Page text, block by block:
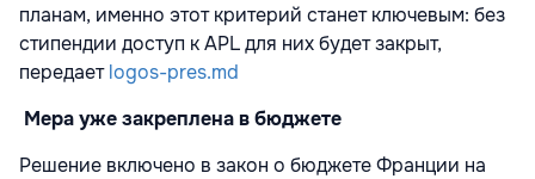
планам, именно этот критерий станет ключевым: без
стипендии доступ к APL для них будет закрыт,
передаетlogos-pres.md
Мера уже закреплена в бюджете
Решение включено в закон о бюджете Франции на